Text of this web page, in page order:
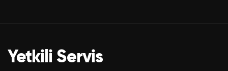
Yetkili Servis